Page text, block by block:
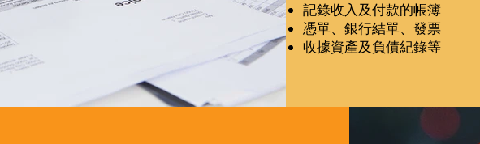
記錄收入及付款的帳簿
憑單、銀行結單、發票
收據資產及負債紀錄等